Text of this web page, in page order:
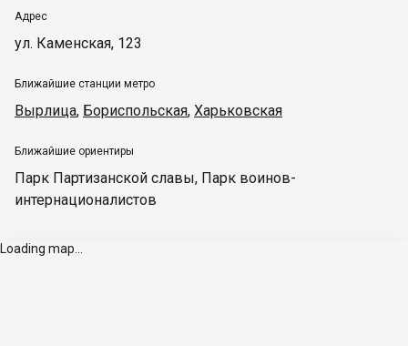
Адрес
ул. Каменская, 123
Ближайшие станции метро
Вырлица, Бориспольская, Харьковская
Ближайшие ориентиры
Парк Партизанской славы, Парк воинов-
интернационалистов
Loading map...